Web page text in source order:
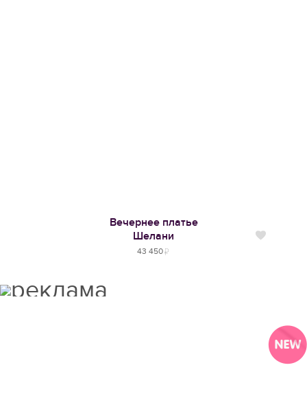
Вечернее платье
Шелани
43 450